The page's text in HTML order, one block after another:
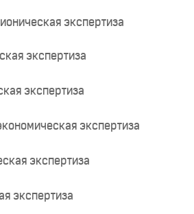
экспертиза
экспертиза
экспертиза
экспертиза
экспертиза
экспертиза